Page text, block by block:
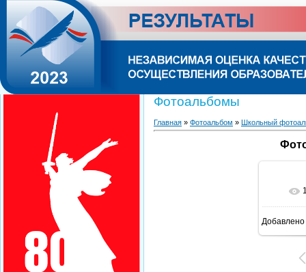
Фотоальбомы
Главная » Фотоальбом » Школьный
Добавлено